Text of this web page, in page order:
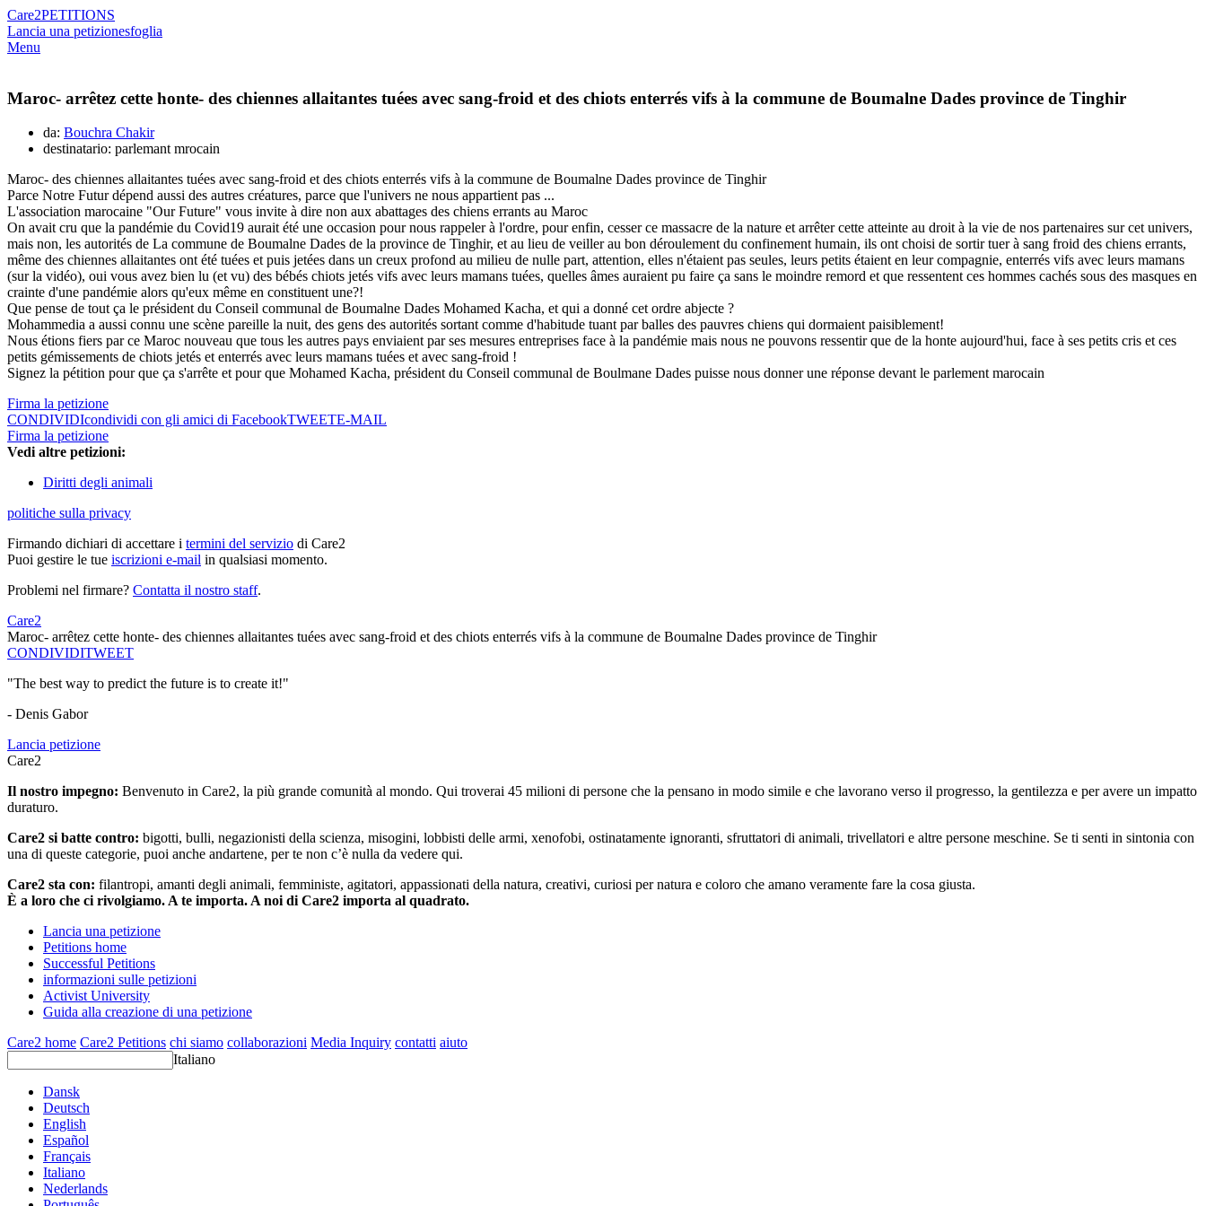
Care2PETITIONS
Lancia una petizionesfoglia
Menu
Maroc- arrêtez cette honte- des chiennes allaitantes tuées avec sang-froid et des chiots enterrés vifs à la commune de Boumalne Dades province de Tinghir
da: Bouchra Chakir
destinatario: parlemant mrocain
Maroc- des chiennes allaitantes tuées avec sang-froid et des chiots enterrés vifs à la commune de Boumalne Dades province de Tinghir
Parce Notre Futur dépend aussi des autres créatures, parce que l'univers ne nous appartient pas ...
L'association marocaine "Our Future" vous invite à dire non aux abattages des chiens errants au Maroc
On avait cru que la pandémie du Covid19 aurait été une occasion pour nous rappeler à l'ordre, pour enfin, cesser ce massacre de la nature et arrêter cette atteinte au droit à la vie de nos partenaires sur cet univers,
mais non, les autorités de La commune de Boumalne Dades de la province de Tinghir, et au lieu de veiller au bon déroulement du confinement humain, ils ont choisi de sortir tuer à sang froid des chiens errants,
même des chiennes allaitantes ont été tuées et puis jetées dans un creux profond au milieu de nulle part, attention, elles n'étaient pas seules, leurs petits étaient en leur compagnie, enterrés vifs avec leurs mamans
(sur la vidéo), oui vous avez bien lu (et vu) des bébés chiots jetés vifs avec leurs mamans tuées, quelles âmes auraient pu faire ça sans le moindre remord et que ressentent ces hommes cachés sous des masques en
crainte d'une pandémie alors qu'eux même en constituent une?!
Que pense de tout ça le président du Conseil communal de Boumalne Dades Mohamed Kacha, et qui a donné cet ordre abjecte ?
Mohammedia a aussi connu une scène pareille la nuit, des gens des autorités sortant comme d'habitude tuant par balles des pauvres chiens qui dormaient paisiblement!
Nous étions fiers par ce Maroc nouveau que tous les autres pays enviaient par ses mesures entreprises face à la pandémie mais nous ne pouvons ressentir que de la honte aujourd'hui, face à ses petits cris et ces
petits gémissements de chiots jetés et enterrés avec leurs mamans tuées et avec sang-froid !
Signez la pétition pour que ça s'arrête et pour que Mohamed Kacha, président du Conseil communal de Boulmane Dades puisse nous donner une réponse devant le parlement marocain
Firma la petizione
CONDIVIDIcondividi con gli amici di FacebookTWEETE-MAIL
Firma la petizione
Vedi altre petizioni:
Diritti degli animali
politiche sulla privacy
Firmando dichiari di accettare i termini del servizio di Care2
Puoi gestire le tue iscrizioni e-mail in qualsiasi momento.
Problemi nel firmare? Contatta il nostro staff.
Care2
Maroc- arrêtez cette honte- des chiennes allaitantes tuées avec sang-froid et des chiots enterrés vifs à la commune de Boumalne Dades province de Tinghir
CONDIVIDITWEET
"The best way to predict the future is to create it!"
- Denis Gabor
Lancia petizione
Care2
Il nostro impegno: Benvenuto in Care2, la più grande comunità al mondo. Qui troverai 45 milioni di persone che la pensano in modo simile e che lavorano verso il progresso, la gentilezza e per avere un impatto
duraturo.
Care2 si batte contro: bigotti, bulli, negazionisti della scienza, misogini, lobbisti delle armi, xenofobi, ostinatamente ignoranti, sfruttatori di animali, trivellatori e altre persone meschine. Se ti senti in sintonia con
una di queste categorie, puoi anche andartene, per te non c’è nulla da vedere qui.
Care2 sta con: filantropi, amanti degli animali, femministe, agitatori, appassionati della natura, creativi, curiosi per natura e coloro che amano veramente fare la cosa giusta.
È a loro che ci rivolgiamo. A te importa. A noi di Care2 importa al quadrato.
Lancia una petizione
Petitions home
Successful Petitions
informazioni sulle petizioni
Activist University
Guida alla creazione di una petizione
Care2 home Care2 Petitions chi siamo collaborazioni Media Inquiry contatti aiuto
Italiano
Dansk
Deutsch
English
Español
Français
Italiano
Nederlands